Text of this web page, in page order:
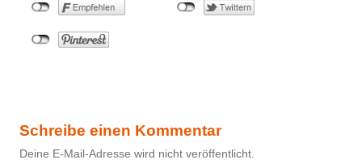
Schreibe einen Kommentar
Deine E-Mail-Adresse wird nicht veröffentlicht.